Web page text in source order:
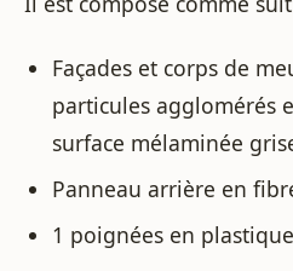
Façades et corps de
particules agglomérés
surface mélaminée
Panneau arrière en
1 poignées en plastique